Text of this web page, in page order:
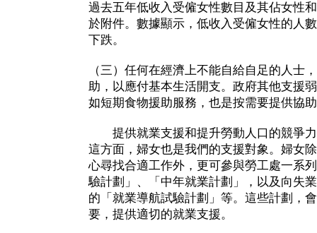
過去五年低收入受僱女性數目及其佔女性
於附件。數據顯示，低收入受僱女性的人
下跌。
（三）任何在經濟上不能自給自足的人士
助，以應付基本生活開支。政府其他支援
如短期食物援助服務，也是按需要提供協
提供就業支援和提升勞動人口的競爭力
這方面，婦女也是我們的支援對象。婦女
心尋找合適工作外，更可參與勞工處一系
驗計劃」、「中年就業計劃」，以及向失
的「就業導航試驗計劃」等。這些計劃，
要，提供適切的就業支援。